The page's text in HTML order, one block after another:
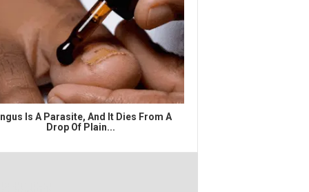
Is A Parasite, And It Dies From A
Drop Of Plain...